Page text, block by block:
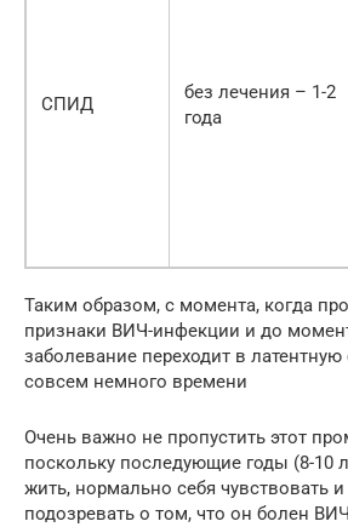
СПИД
без лечения – 1-2
года
Таким образом, с момента, когда
признаки ВИЧ-инфекции и до
заболевание переходит в
совсем немного времени
Очень важно не пропустить этот
поскольку последующие годы (8-10
жить, нормально себя чувствовать
подозревать о том, что он болен